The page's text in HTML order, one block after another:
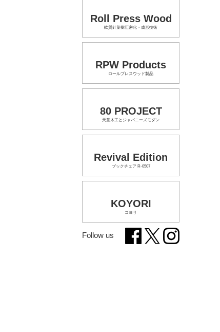
Roll Press Wood
軟質針葉樹圧密化・成形技術
RPW Products
ロールプレスウッド製品
80 PROJECT
天童木工とジャパニーズモダン
Revival Edition
ブックチェア R-0507
KOYORI
コヨリ
Follow us